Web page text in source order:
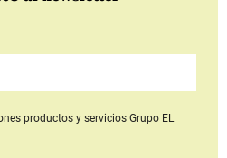
productos y serviciosGrupo EL